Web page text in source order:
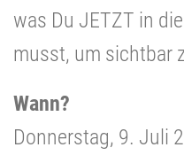
was Du JETZT in
musst, um sichtbar
Wann?
Donnerstag, 9. Juli